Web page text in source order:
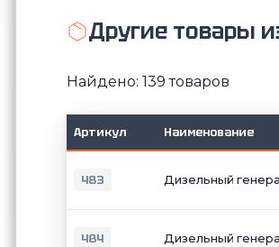
Другие товары
Найдено: 139 товаров
Артикул Наименование
483 Дизельный
484 Дизельный